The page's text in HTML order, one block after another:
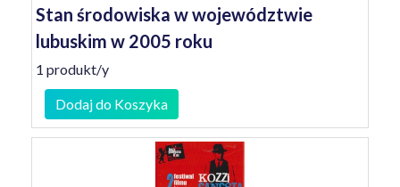
Stan środowiska w województwie
lubuskim w 2005 roku
1 produkt/y
Dodaj do Koszyka